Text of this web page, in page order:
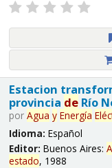
Estacion
provincia deRío
por Agua y Energía
Idioma: Español
Editor: Buenos Aires:
estado, 1988